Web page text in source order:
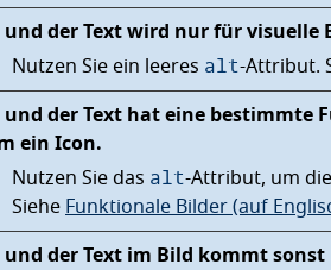
der Text wird nur für visuelle
Nutzen Sie ein leeres alt-Attribut.
der Text hat eine bestimmte
ein Icon.
Nutzen Sie das alt-Attribut, um
Siehe Funktionale Bilder (auf
der Text im Bild kommt sonst